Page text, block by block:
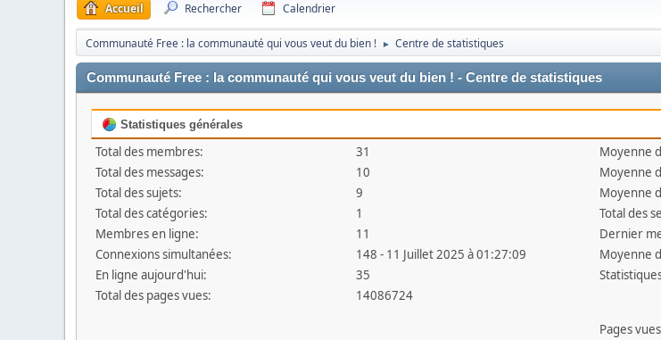
Accueil Rechercher Calendrier
Communauté Free : la communauté qui vous veut du bien ! ► Centre de statistiques
Communauté Free : la communauté qui vous veut du bien ! - Centre de statistiques
Statistiques générales
Total des membres:
31
Total des messages:
10
Total des sujets:
9
Total des catégories:
1
Membres en ligne:
11
Connexions simultanées:
148 - 11 Juillet 2025 à 01:27:09
En ligne aujourd'hui:
35
Total des pages vues:
14086724
Moyenne
Moyenne
Moyenne
Total des
Dernier
Moyenne
Pages